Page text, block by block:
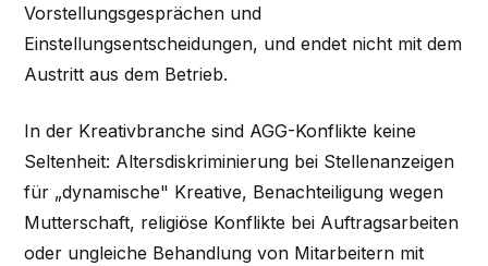
Vorstellungsgesprächen und
Einstellungsentscheidungen, und endet nicht mit dem
Austritt aus dem Betrieb.
In der Kreativbranche sind AGG-Konflikte keine
Seltenheit: Altersdiskriminierung bei Stellenanzeigen
für „dynamische" Kreative, Benachteiligung wegen
Mutterschaft, religiöse Konflikte bei Auftragsarbeiten
oder ungleiche Behandlung von Mitarbeitern mit